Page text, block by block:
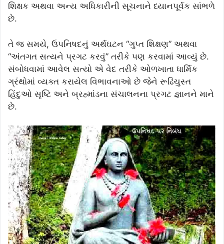
શિક્ષક અથવા અન્ય અધિકારીની સૂચનાને ધ્યાનપૂર્વક સાંભળે
છે.
તે જ સમયે, ઉપનિષદનું અર્થઘટન “ગુપ્ત શિક્ષણ” અથવા
“અંતગત સત્યને પ્રગટ કરવું” તરીકે પણ કરવામાં આવ્યું છે.
સંબોધવામાં આવેલ સત્યો એ વેદ તરીકે ઓળખાતા ધાર્મિક
ગ્રંથોમાં વ્યક્ત કરાયેલ વિભાવનાઓ છે જેને રૂઢિચુસ્ત
હિંદુઓ સૃષ્ટિ અને બ્રહ્માંડના સંચાલનના પ્રગટ જ્ઞાનને માને
છે.